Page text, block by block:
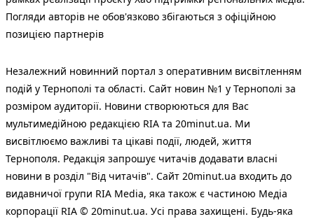
Погляди авторів не обов'язково збігаються з офіційною
позицією партнерів
Незалежний новинний портал з оперативним висвітленням
подій у Тернополі та області. Сайт новин №1 у Тернополі за
розміром аудиторії. Новини створюються для Вас
мультимедійною редакцією RIA та 20minut.ua. Ми
висвітлюємо важливі та цікаві події, людей, життя
Тернополя. Редакція запрошує читачів додавати власні
новини в розділ "Від читачів". Сайт 20minut.ua входить до
видавничої групи RIA Media, яка також є частиною Медіа
корпорації RIA © 20minut.ua. Усі права захищені. Будь-яка